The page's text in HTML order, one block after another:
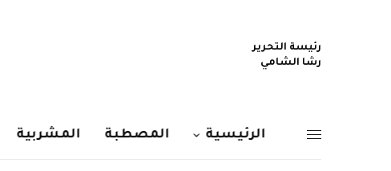
رئيسة التحرير
رشا الشامي
الرئيسية المصطبة المشربية